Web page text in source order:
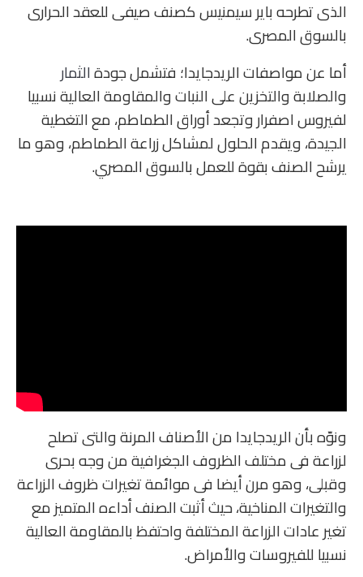
الذى تطرحه باير سيمنيس كصنف صيفى للعقد الحرارى
بالسوق المصرى.
أما عن مواصفات الريدجايدا؛ فتشمل جودةالثمار
والصلابة والتخزين على النبات والمقاومة العالية نسبيا
لفيروس اصفرار وتجعد أوراق الطماطم، مع التغطية
الجيدة، ويقدم الحلول لمشاكل زراعة الطماطم، وهو ما
يرشح الصنف بقوة للعمل بالسوق المصري.
ونوّه بأن الريدجايدا من الأصناف المرنة والتى تصلح
لزراعة فى مختلف الظروف الجغرافية من وجه بحرى
وقبلى، وهو مرن أيضا فى موائمة تغيرات ظروف الزراعة
والتغيرات المناخية، حيث أثبت الصنف أداءه المتميز مع
تغير عادات الزراعة المختلفة واحتفظ بالمقاومة العالية
نسبيا للفيروسات والأمراض.